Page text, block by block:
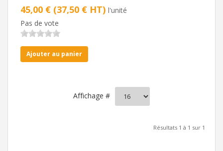
45,00 € (37,50 € HT) l'unité
Pas de vote
Ajouter au panier
Affichage #
Résultats 1 à 1 sur 1